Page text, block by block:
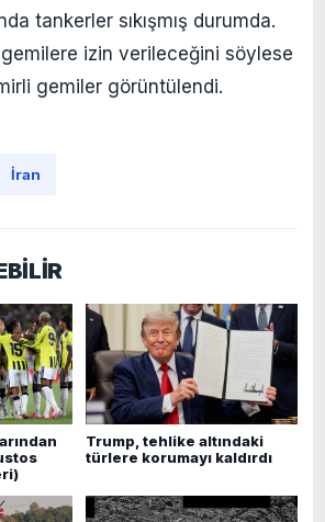
tankerler sıkışmış durumda.
izin verileceğini söylese
gemiler görüntülendi.
İran
Trump, tehlike altındaki
türlere korumayı kaldırdı